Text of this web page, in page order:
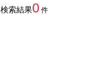
検索結果0 件